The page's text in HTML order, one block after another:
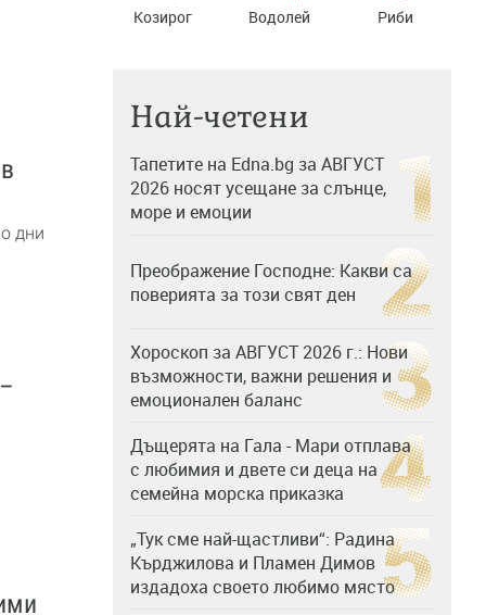
дни
Козирог Водолей Риби
Най-четени
Тапетите на Edna.bg за АВГУСТ
2026 носят усещане за слънце,
море и емоции
Преображение Господне: Какви са
поверията за този свят ден
Хороскоп за АВГУСТ 2026 г.: Нови
възможности, важни решения и
емоционален баланс
Дъщерята на Гала - Мари отплава
с любимия и двете си деца на
семейна морска приказка
„Тук сме най-щастливи“: Радина
Кърджилова и Пламен Димов
издадоха своето любимо място